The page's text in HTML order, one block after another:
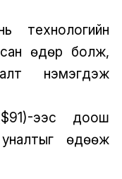
технологийн
өдөр болж,
нэмэгдэж
ээс доош
өдөөж